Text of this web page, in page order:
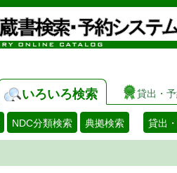
いろいろ検索 貸出・
NDC分類検索 典拠検索 貸出